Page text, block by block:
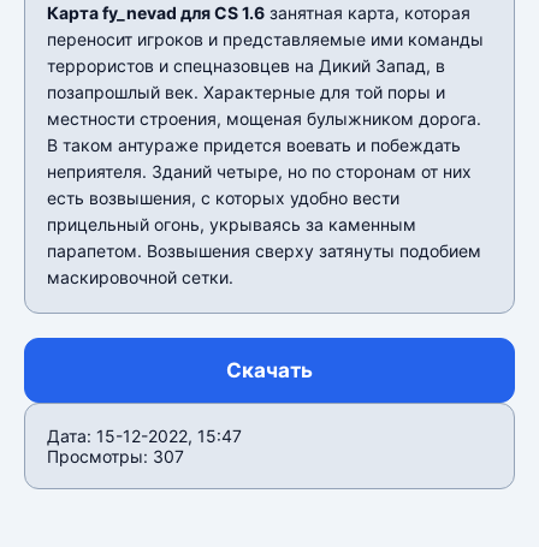
Карта fy_nevad для CS 1.6 занятная карта, которая
переносит игроков и представляемые ими команды
террористов и спецназовцев на Дикий Запад, в
позапрошлый век. Характерные для той поры и
местности строения, мощеная булыжником дорога.
В таком антураже придется воевать и побеждать
неприятеля. Зданий четыре, но по сторонам от них
есть возвышения, с которых удобно вести
прицельный огонь, укрываясь за каменным
парапетом. Возвышения сверху затянуты подобием
маскировочной сетки.
Скачать
Дата: 15-12-2022, 15:47
Просмотры: 307